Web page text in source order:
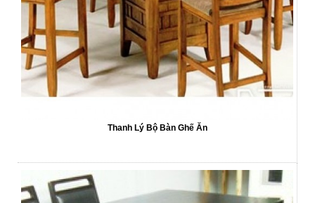
Thanh Lý Bộ Bàn Ghế Ăn